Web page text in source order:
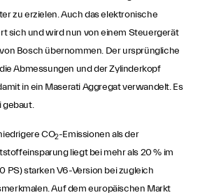
zu erzielen. Auch das elektronische
sich und wird nun von einem Steuergerät
Bosch übernommen. Der ursprüngliche
Abmessungen und der Zylinderkopf
in ein Maserati Aggregat verwandelt. Es
gebaut.
CO2-Emissionen als der
liegt bei mehr als 20 % im
PS) starken V6-Version bei zugleich
Auf dem europäischen Markt